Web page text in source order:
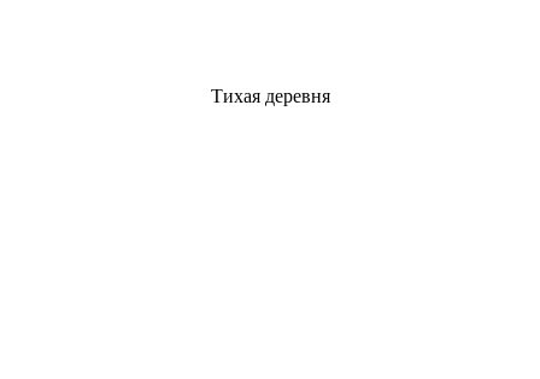
Тихая деревня